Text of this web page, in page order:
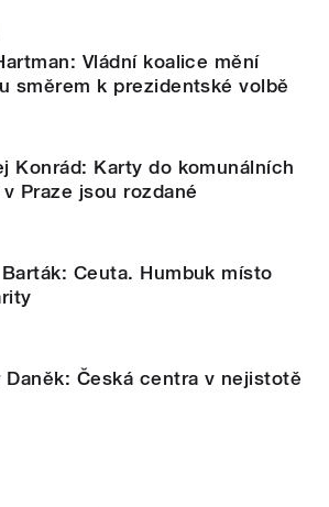
Vládní koalice mění
směrem k prezidentské volbě
Konrád: Karty do komunálních
Praze jsou rozdané
Ceuta. Humbuk místo
Daněk: Česká centra v nejistotě